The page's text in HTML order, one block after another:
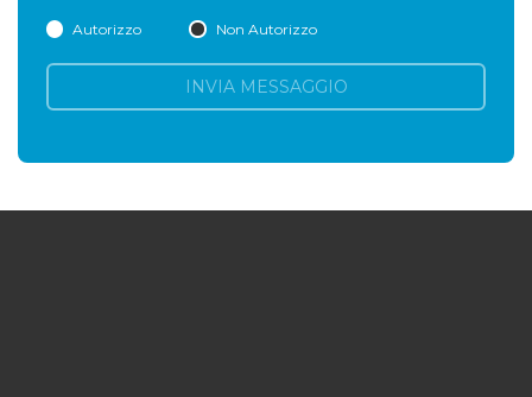
Autorizzo Non Autorizzo
INVIA MESSAGGIO